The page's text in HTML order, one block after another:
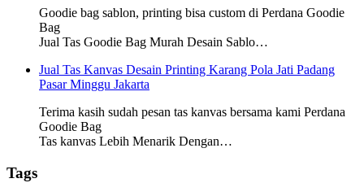
Goodie bag sablon, printing bisa custom di Perdana Goodie
Bag
Jual Tas Goodie Bag Murah Desain Sablo…
Jual Tas Kanvas Desain Printing Karang Pola Jati Padang
Pasar Minggu Jakarta
Terima kasih sudah pesan tas kanvas bersama kami Perdana
Goodie Bag
Tas kanvas Lebih Menarik Dengan…
Tags